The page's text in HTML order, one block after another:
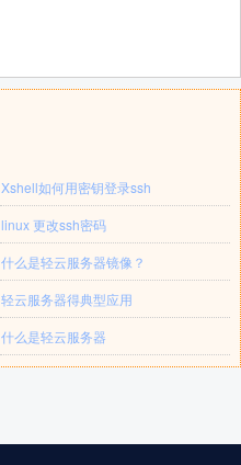
Xshell如何用密钥登录ssh
linux 更改ssh密码
什么是轻云服务器镜像？
轻云服务器得典型应用
什么是轻云服务器